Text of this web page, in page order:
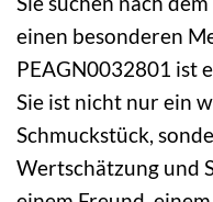
einen besonderen
PEAGN0032801 ist
Sie ist nicht nur ein
Schmuckstück,
Wertschätzung und